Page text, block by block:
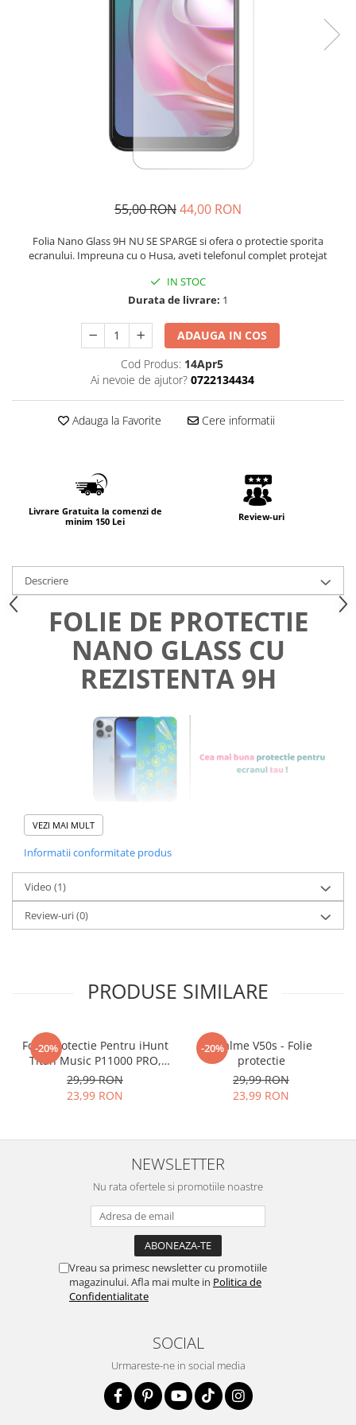
55,00 RON44,00 RON
Folia Nano Glass 9H NU SE SPARGE si ofera o protectie sporita
ecranului. Impreuna cu o Husa, aveti telefonul complet protejat
IN STOC
Durata de livrare: 1
ADAUGA IN COS
Cod Produs: 14Apr5
Ai nevoie de ajutor? 0722134434
Adauga la Favorite Cere informatii
Livrare Gratuita la comenzi de
minim 150 Lei
Review-uri
Descriere
FOLIE DE PROTECTIE
NANO GLASS CU
REZISTENTA 9H
Foliile noastre sunt
aplicat chiar
tu.
producerea foliilor NUeste
sticla pe care o stim cu totii, ci
este Nano Glass
AcestagaranteazacaNU SE
SPARGEin mii de cioburi
ascutite si periculoase.
Nu numai ca este rezistenta la
zgarieturi si spargere, ci si
INTARESTEecranul!
Folia avand rezistenta 9H la
zgarieturi, asigura si un aspect
imaculat ecranului pe timp
Nu modificain nici un fel
functionalitatea normala si
VEZI MAI MULT
Informatii conformitate produs
Video (1)
Review-uri(0)
PRODUSE SIMILARE
-20%
Folie Protectie Pentru iHunt
Titan Music P11000 PRO,
VDOO
29,99 RON
23,99 RON
-20%
Realme V50s - Folie
protectie
29,99 RON
23,99 RON
NEWSLETTER
Nu rata ofertele si promotiile noastre
Vreau sa primesc newsletter cu promotiile
magazinului. Afla mai multe in Politica de
Confidentialitate
SOCIAL
Urmareste-ne in social media